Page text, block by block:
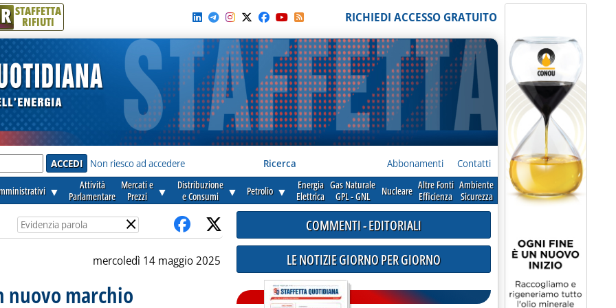
R STAFFETTA
RIFIUTI RICHIEDI ACCESSO GRATUITO
Non riesco ad accedere Ricerca Abbonamenti Contatti
▼
Attività
Parlamentare
Mercati e
Prezzi
▼
Distribuzione
e Consumi
▼ Petrolio ▼
Energia
Elettrica
Gas Naturale
GPL - GNL
Nucleare Altre Fonti
Efficienza
Ambiente
Sicurezza
×
mercoledì 14 maggio 2025
nuovo marchio
COMMENTI - EDITORIALI
LE NOTIZIE GIORNO PER GIORNO